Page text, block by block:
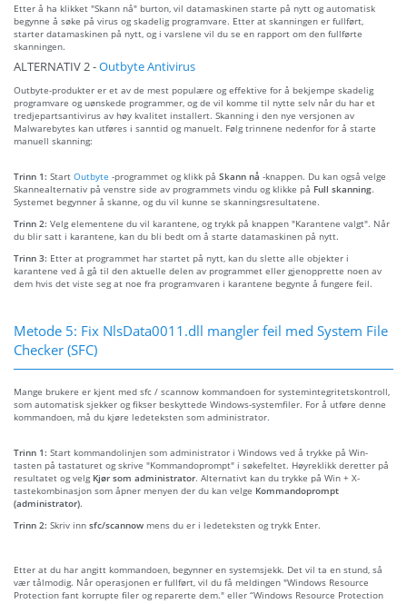
Etter å ha klikket "Skann nå" burton, vil datamaskinen starte på nytt og automatisk
begynne å søke på virus og skadelig programvare. Etter at skanningen er fullført,
starter datamaskinen på nytt, og i varslene vil du se en rapport om den fullførte
skanningen.
ALTERNATIV 2 -Outbyte Antivirus
Outbyte-produkter er et av de mest populære og effektive for å bekjempe skadelig
programvare og uønskede programmer, og de vil komme til nytte selv når du har et
tredjepartsantivirus av høy kvalitet installert. Skanning i den nye versjonen av
Malwarebytes kan utføres i sanntid og manuelt. Følg trinnene nedenfor for å starte
manuell skanning:
Trinn 1: Start Outbyte -programmet og klikk på Skann nå -knappen. Du kan også velge
Skannealternativ på venstre side av programmets vindu og klikke på Full skanning.
Systemet begynner å skanne, og du vil kunne se skanningsresultatene.
Trinn 2: Velg elementene du vil karantene, og trykk på knappen "Karantene valgt". Når
du blir satt i karantene, kan du bli bedt om å starte datamaskinen på nytt.
Trinn 3: Etter at programmet har startet på nytt, kan du slette alle objekter i
karantene ved å gå til den aktuelle delen av programmet eller gjenopprette noen av
dem hvis det viste seg at noe fra programvaren i karantene begynte å fungere feil.
Metode 5: Fix NlsData0011.dll mangler feil med System File
Checker (SFC)
Mange brukere er kjent med sfc / scannow kommandoen for systemintegritetskontroll,
som automatisk sjekker og fikser beskyttede Windows-systemfiler. For å utføre denne
kommandoen, må du kjøre ledeteksten som administrator.
Trinn 1: Start kommandolinjen som administrator i Windows ved å trykke på Win-
tasten på tastaturet og skrive "Kommandoprompt" i søkefeltet. Høyreklikk deretter på
resultatet og velg Kjør som administrator. Alternativt kan du trykke på Win + X-
tastekombinasjon som åpner menyen der du kan velge Kommandoprompt
(administrator).
Trinn 2: Skriv inn sfc/scannow mens du er i ledeteksten og trykk Enter.
Etter at du har angitt kommandoen, begynner en systemsjekk. Det vil ta en stund, så
vær tålmodig. Når operasjonen er fullført, vil du få meldingen "Windows Resource
Protection fant korrupte filer og reparerte dem." eller “Windows Resource Protection